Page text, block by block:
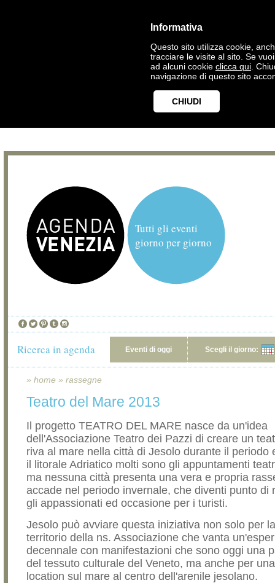
Informativa
Questo sito utilizza cookie,
tracciare le visite al sito. Se
ad alcuni cookie clicca qui .
navigazione di questo sito
CHIUDI
Tutti gli eventi
giorno per giorno
Ricerca in agenda Eventi di oggi Scegli il giorno:
» home » rassegne
Teatro del Mare 2013
Il progetto TEATRO DEL MARE nasce da un'idea
dell'Associazione Teatro dei Pazzi di creare un
riva al mare nella città di Jesolo durante il periodo
il litorale Adriatico molti sono gli appuntamenti
ma nessuna città presenta una vera e propria
accade nel periodo invernale, che diventi punto di
gli appassionati ed occasione per i turisti.
Jesolo può avviare questa iniziativa non solo per
territorio della ns. Associazione che vanta
decennale con manifestazioni che sono oggi una
del tessuto culturale del Veneto, ma anche per
location sul mare al centro dell'arenile jesolano.